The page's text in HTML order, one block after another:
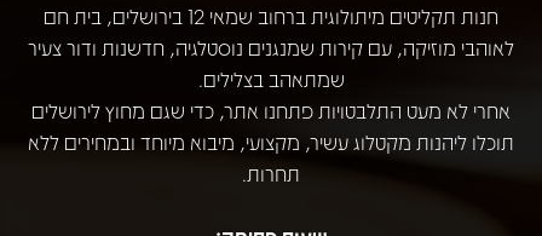
חנות תקליטים מיתולוגית ברחוב שמאי 12 בירושלים, בית חם
לאוהבי מוזיקה, עם קירות שמנגנים נוסטלגיה, חדשנות ודור צעיר
שמתאהב בצלילים.
אחרי לא מעט התלבטויות פתחנו אתר, כדי שגם מחוץ לירושלים
תוכלו ליהנות מקטלוג עשיר, מקצועי, מיבוא מיוחד ובמחירים ללא
תחרות.